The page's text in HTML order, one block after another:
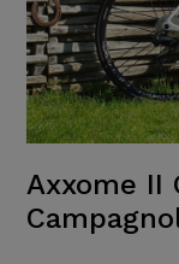
Axxome II